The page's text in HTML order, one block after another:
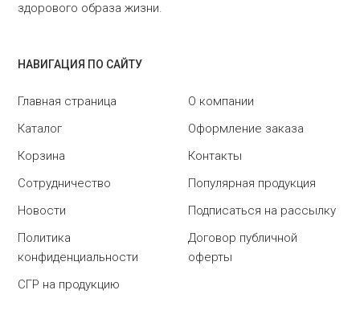
здорового образа жизни.
НАВИГАЦИЯ ПО САЙТУ
Главная страница
О компании
Каталог
Оформление заказа
Корзина
Контакты
Сотрудничество
Популярная продукция
Новости
Подписаться на рассылку
Политика
конфиденциальности
Договор публичной
оферты
СГР на продукцию